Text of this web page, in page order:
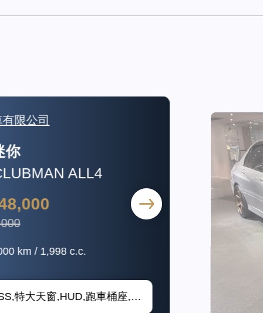
司
ALL4
/ 1,998 c.c.
KEYLESS,特大天窗,HUD,跑車桶座,HARMAN KARDON 音響, 泊車鏡頭